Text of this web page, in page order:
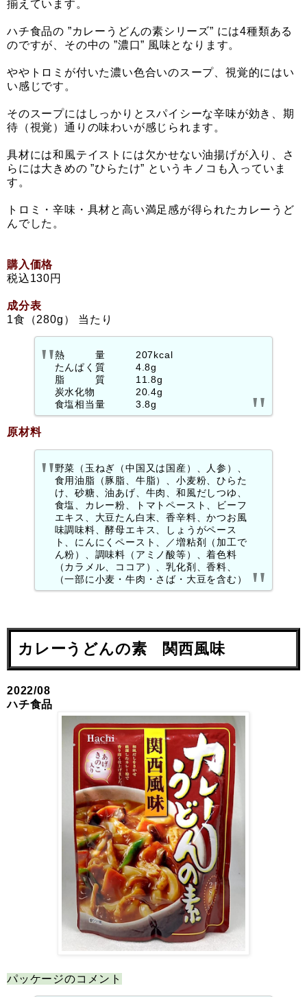
揃えています。
ハチ食品の ”カレーうどんの素シリーズ” には4種類ある
のですが、その中の ”濃口” 風味となります。
ややトロミが付いた濃い色合いのスープ、視覚的にはい
い感じです。
そのスープにはしっかりとスパイシーな辛味が効き、期
待（視覚）通りの味わいが感じられます。
具材には和風テイストには欠かせない油揚げが入り、さ
らには大きめの ”ひらたけ” というキノコも入っていま
す。
トロミ・辛味・具材と高い満足感が得られたカレーうど
んでした。
購入価格
税込130円
成分表
1食（280g） 当たり
熱 量 207kcal
たんぱく質 4.8g
脂 質 11.8g
炭水化物 20.4g
食塩相当量 3.8g
原材料
野菜（玉ねぎ（中国又は国産）、人参）、
食用油脂（豚脂、牛脂）、小麦粉、ひらた
け、砂糖、油あげ、牛肉、和風だしつゆ、
食塩、カレー粉、トマトペースト、ビーフ
エキス、大豆たん白末、香辛料、かつお風
味調味料、酵母エキス、しょうがペース
ト、にんにくペースト、／増粘剤（加工で
ん粉）、調味料（アミノ酸等）、着色料
（カラメル、ココア）、乳化剤、香料、
（一部に小麦・牛肉・さば・大豆を含む）
カレーうどんの素 関西風味
2022/08
ハチ食品
パッケージのコメント